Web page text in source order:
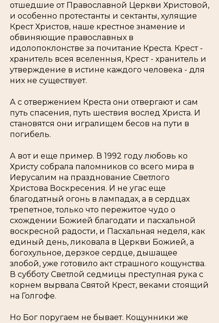
отшедшие от Православной Церкви Христовой,
и особенно протестанты и сектанты, хулящие
Крест Христов, наше крестное знамение и
обвиняющие православных в
идолопоклонстве за почитание Креста. Крест -
хранитель всея вселенныя, Крест - хранитель и
утверждение в истине каждого человека - для
них не существует.
А с отвержением Креста они отвергают и сам
путь спасения, путь шествия вослед Христа. И
становятся они игралищем бесов на пути в
погибель.
А вот и еще пример. В 1992 году любовь ко
Христу собрала паломников со всего мира в
Иерусалим на празднование Светлого
Христова Воскресения. И не угас еще
благодатный огонь в лампадах, а в сердцах
трепетное, только что пережитое чудо о
схождении Божией благодати и пасхальной
воскресной радости, и Пасхальная неделя, как
единый день, ликовала в Церкви Божией, а
богохульное, дерзкое сердце, дышащее
злобой, уже готовило акт страшного кощунства.
В субботу Светлой седмицы преступная рука с
корнем вырвала Святой Крест, веками стоящий
на Голгофе.
Но Бог поругаем не бывает. Кощунники же